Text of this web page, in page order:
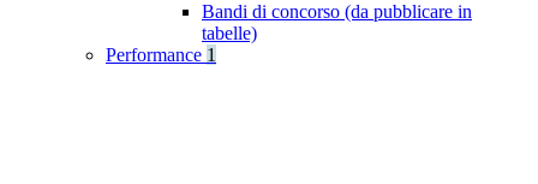
Bandi di concorso (da pubblicare in
tabelle)
Performance 1